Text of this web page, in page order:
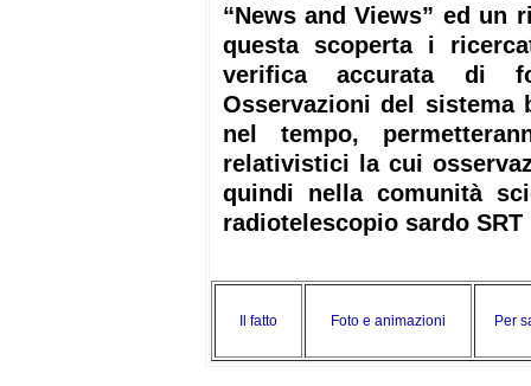
“News and Views” ed
questa scoperta i
verifica accurata di
Osservazioni del sistema
nel tempo,
relativistici la cui
quindi nella comunità
radiotelescopio sardo
Il fatto Foto e animazioni Per